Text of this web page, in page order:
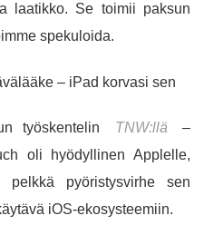
laatikko. Se toimii paksun
spekuloida.
työskentelin TNW:llä
–
oli hyödyllinen Applelle,
pyöristysvirhe sen
iOS-ekosysteemiin.